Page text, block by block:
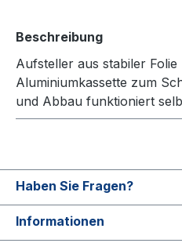
Beschreibung
Aufsteller aus stabiler Folie
Aluminiumkassette zum
und Abbau funktioniert
Haben Sie Fragen?
Informationen